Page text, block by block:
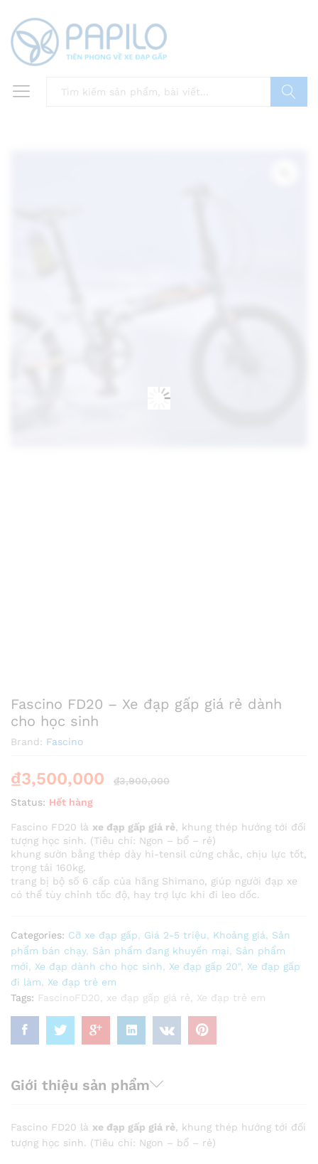
Fascino FD20 – Xe đạp gấp giá rẻ dành
cho học sinh
Brand: Fascino
₫3,500,000 ₫3,900,000
Status: Hết hàng
Fascino FD20 là xe đạp gấp giá rẻ , khung thép hướng tới đối
tượng học sinh. (Tiêu chí: Ngon – bổ – rẻ)
khung sườn bằng thép dày hi-tensil cứng chắc, chịu lực tốt,
trọng tải 160kg.
trang bị bộ số 6 cấp của hãng Shimano, giúp người đạp xe
có thể tùy chỉnh tốc độ, hay trợ lực khi đi leo dốc.
Categories: Cỡ xe đạp gấp Giá 2-5 triệu Khoảng giá
Sản
phẩm bán chạy, Sản phẩm đang khuyến mại
Sản phẩm
mới
Xe đạp dành cho học sinh Xe đạp gấp 20", Xe đạp gấp
đi làm
Xe đạp trẻ em
Tags: FascinoFD20 xe đạp gấp giá rẻ Xe đạp trẻ em
Giới thiệu sản phẩm
Fascino FD20 là xe đạp gấp giá rẻ , khung thép hướng tới đối
tượng học sinh. (Tiêu chí: Ngon – bổ – rẻ)